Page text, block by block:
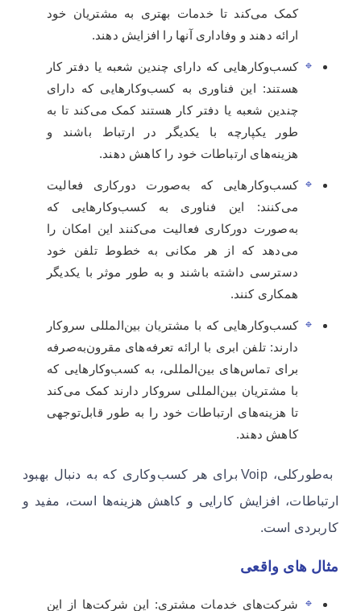
کمک می‌کند تا خدمات بهتری به مشتریان خود
ارائه دهند و وفاداری آنها را افزایش دهند.
کسب‌وکارهایی که دارای چندین شعبه یا دفتر کار
هستند: این فناوری به کسب‌وکارهایی که دارای
چندین شعبه یا دفتر کار هستند کمک می‌کند تا به
طور یکپارچه با یکدیگر در ارتباط باشند و
هزینه‌های ارتباطات خود را کاهش دهند.
کسب‌وکارهایی که به‌صورت دورکاری فعالیت
می‌کنند: این فناوری به کسب‌وکارهایی که
به‌صورت دورکاری فعالیت می‌کنند این امکان را
می‌دهد که از هر مکانی به خطوط تلفن خود
دسترسی داشته باشند و به طور موثر با یکدیگر
همکاری کنند.
کسب‌وکارهایی که با مشتریان بین‌المللی سروکار
دارند: تلفن ابری با ارائه تعرفه‌های مقرون‌به‌صرفه
برای تماس‌های بین‌المللی، به کسب‌وکارهایی که
با مشتریان بین‌المللی سروکار دارند کمک می‌کند
تا هزینه‌های ارتباطات خود را به طور قابل‌توجهی
کاهش دهند.
به‌طورکلی، Voip برای هر کسب‌وکاری که به دنبال بهبود
ارتباطات، افزایش کارایی و کاهش هزینه‌ها است، مفید و
کاربردی است.
مثال های واقعی
شرکت‌های خدمات مشتری: این شرکت‌ها از این